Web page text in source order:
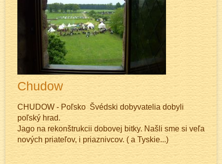
Chudow
CHUDOW - Poľsko Švédski dobyvatelia dobyli
poľský hrad.
Jago na rekonštrukcii dobovej bitky. Našli sme si veľa
nových priateľov, i priaznivcov. ( a Tyskie...)